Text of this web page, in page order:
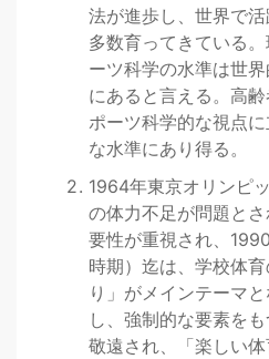
法が進歩し、世界で
多数育ってきている
ーツ科学の水準は世
にあると言える。高
ポーツ科学的な視点
な水準にあり得る。
1964年東京オリンピ
の体力不足が問題と
要性が重視され、
時期）迄は、学校体
り」がメインテーマ
し、強制的な要素を
敬遠され、「楽しい